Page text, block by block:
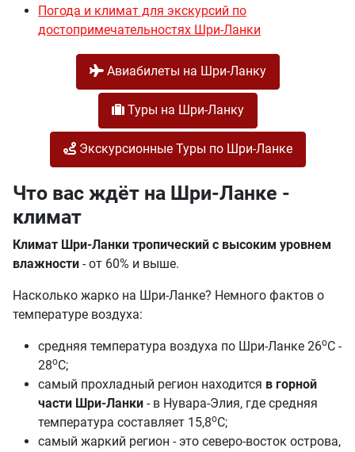
Погода и климат для экскурсий по
достопримечательностях Шри-Ланки
Авиабилеты на Шри-Ланку
Туры на Шри-Ланку
Экскурсионные Туры по Шри-Ланке
Что вас ждёт на Шри-Ланке -
климат
Климат Шри-Ланки тропический с высоким уровнем
влажности - от 60% и выше.
Насколько жарко на Шри-Ланке? Немного фактов о
температуре воздуха:
средняя температура воздуха по Шри-Ланке 26оС -
28оС;
самый прохладный регион находится в горной
части Шри-Ланки - в Нувара-Элия, где средняя
температура составляет 15,8оС;
самый жаркий регион - это северо-восток острова,